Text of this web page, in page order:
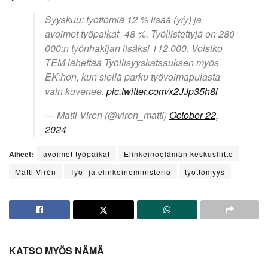
Syyskuu: työttömiä 12 % lisää (y/y) ja
avoimet työpaikat -48 %. Työllistettyjä on 280
000:n työnhakijan lisäksi 112 000. Voisiko
TEM lähettää Työllisyyskatsauksen myös
EK:hon, kun siellä parku työvoimapulasta
vain kovenee. pic.twitter.com/x2JJp35h8i
— Matti Viren (@viren_matti) October 22,
2024
Aiheet: avoimet työpaikat
Elinkeinoelämän keskusliitto
Matti Virén
Työ- ja elinkeinoministeriö työttömyys
KATSO MYÖS NÄMÄ